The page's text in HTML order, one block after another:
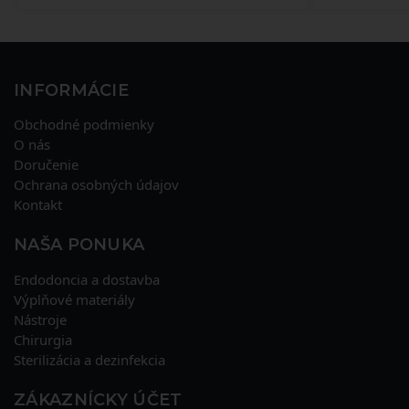
INFORMÁCIE
Obchodné podmienky
O nás
Doručenie
Ochrana osobných údajov
Kontakt
NAŠA PONUKA
Endodoncia a dostavba
Výplňové materiály
Nástroje
Chirurgia
Sterilizácia a dezinfekcia
ZÁKAZNÍCKY ÚČET